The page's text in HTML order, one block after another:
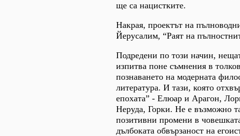
ще са нацистките.
Накрая, проектът на
Йерусалим, “Раят на
Подредени по този начин,
изпитва поне съмнения в
познаването на модерната
литература. И тази, която
епохата” - Елюар и Арагон,
Неруда, Горки. Не е възможно
позитивни промени в
дълбоката обвързаност на